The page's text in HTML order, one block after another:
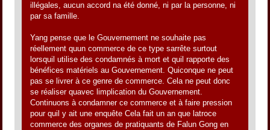
illégales, aucun accord na été donné, ni par la personne, ni
par sa famille.
Yang pense que le Gouvernement ne souhaite pas
réellement quun commerce de ce type sarrête surtout
lorsquil utilise des condamnés à mort et quil rapporte des
bénéfices matériels au Gouvernement. Quiconque ne peut
pas se livrer à ce genre de commerce. Cela ne peut donc
se réaliser quavec limplication du Gouvernement.
Continuons à condamner ce commerce et à faire pression
pour quil y ait une enquête Cela fait un an que latroce
commerce des organes de pratiquants de Falun Gong en